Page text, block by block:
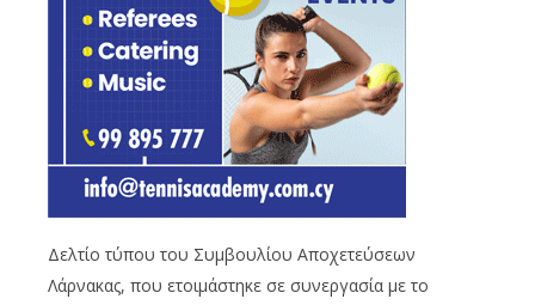
Δελτίο τύπου του Συμβουλίου Αποχετεύσεων
Λάρνακας, που ετοιμάστηκε σε συνεργασία με το